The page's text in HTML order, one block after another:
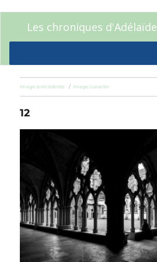
Les chroniques d'Adélaïde
Image précédente Image suivante
12